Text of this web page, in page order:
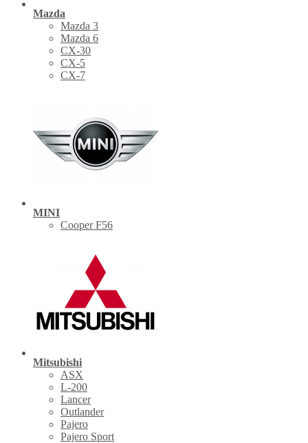
Mazda
Mazda 3
Mazda 6
CX-30
СХ-5
CX-7
MINI
Cooper F56
Mitsubishi
ASX
L-200
Lancer
Outlander
Pajero
Pajero Sport